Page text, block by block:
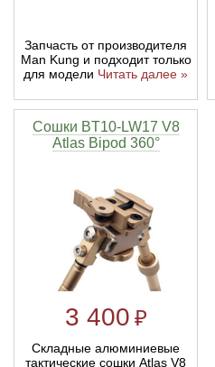
Запчасть от производителя
Man Kung и подходит только
для модели Читать далее »
Сошки BT10-LW17 V8
Atlas Bipod 360°
3 400 ₽
Складные алюминиевые
тактические сошки Atlas V8